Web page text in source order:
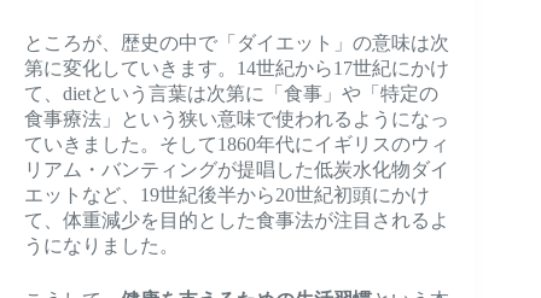
ところが、歴史の中で「ダイエット」の意味は次
第に変化していきます。14世紀から17世紀にかけ
て、dietという言葉は次第に「食事」や「特定の
食事療法」という狭い意味で使われるようになっ
ていきました。そして1860年代にイギリスのウィ
リアム・バンティングが提唱した低炭水化物ダイ
エットなど、19世紀後半から20世紀初頭にかけ
て、体重減少を目的とした食事法が注目されるよ
うになりました。